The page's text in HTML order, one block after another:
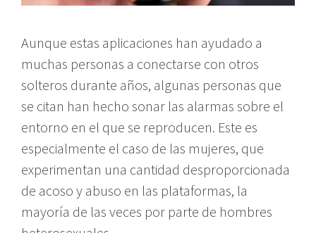
Aunque estas aplicaciones han ayudado a
muchas personas a conectarse con otros
solteros durante años, algunas personas que
se citan han hecho sonar las alarmas sobre el
entorno en el que se reproducen. Este es
especialmente el caso de las mujeres, que
experimentan una cantidad desproporcionada
de acoso y abuso en las plataformas, la
mayoría de las veces por parte de hombres